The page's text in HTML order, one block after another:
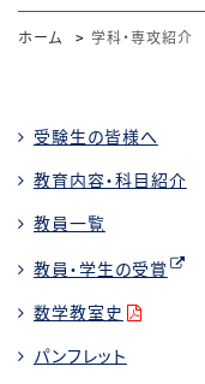
ホーム 学科・専攻紹介
受験生の皆様へ
教育内容・科目紹介
教員一覧
教員・学生の受賞
数学教室史
パンフレット